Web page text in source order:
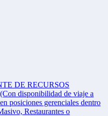
DE RECURSOS
disponibilidad de viaje a
posiciones gerenciales dentro
Restaurantes o